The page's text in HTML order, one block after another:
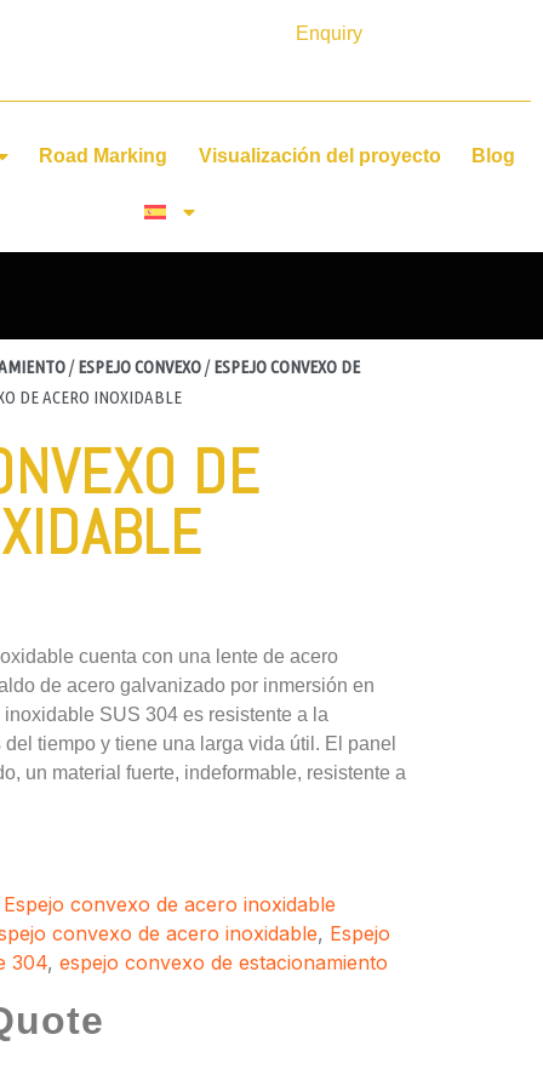
Enquiry
Road Marking Visualización del proyecto Blog
/ ESPEJO CONVEXO/ ESPEJO CONVEXO DE
DE ACERO INOXIDABLE
DE
cuenta con una lente de acero
de acero galvanizado por inmersión en
SUS 304 es resistente a la
tiempo y tiene una larga vida útil. El panel
un material fuerte, indeformable, resistente a
Espejo convexo de acero inoxidable
convexo de acero inoxidable, Espejo
304, espejo convexo de estacionamiento